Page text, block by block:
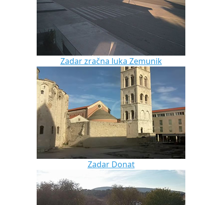
Zadar zračna luka Zemunik
Zadar Donat